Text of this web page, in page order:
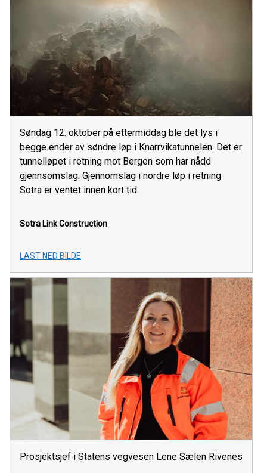
Søndag 12. oktober på ettermiddag ble det lys i
begge ender av søndre løp i Knarrvikatunnelen. Det er
tunnelløpet i retning mot Bergen som har nådd
gjennsomslag. Gjennomslag i nordre løp i retning
Sotra er ventet innen kort tid.
Sotra Link Construction
LAST NED BILDE
Prosjektsjef i Statens vegvesen Lene Sælen Rivenes